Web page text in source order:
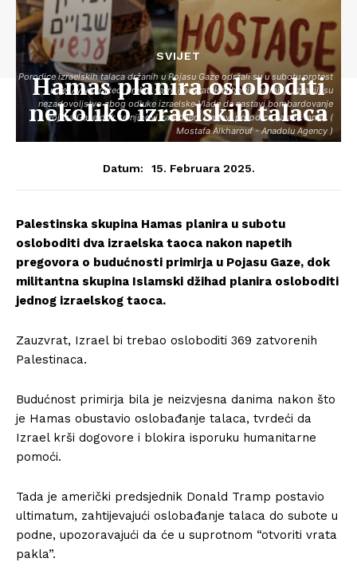
Porodice izraelskih talaca držanih u Pojasu Gaze održali su u subotu protest
u Tel Avivu tražeći prekid vatre i povratak njihovih najmiliji. Izrazili su
nezadovoljstvo zbog odluke izraelske Vlade da nastavi bombardovanje
Pojasa Gaze dok se njihovi zarobljeni članovi porodice nalaze tamo. (
Mostafa Alkharouf - Anadolu Agency )
SVIJET
Hamas planira osloboditi
nekoliko izraelskih talaca
Datum: 15. Februara 2025.
Palestinska skupina Hamas planira u subotu
osloboditi dva izraelska taoca nakon napetih
pregovora o budućnosti primirja u Pojasu Gaze, dok
militantna skupina Islamski džihad planira osloboditi
jednog izraelskog taoca.
Zauzvrat, Izrael bi trebao osloboditi 369 zatvorenih
Palestinaca.
Budućnost primirja bila je neizvjesna danima nakon što
je Hamas obustavio oslobađanje talaca, tvrdeći da
Izrael krši dogovore i blokira isporuku humanitarne
pomoći.
Tada je američki predsjednik Donald Tramp postavio
ultimatum, zahtijevajući oslobađanje talaca do subote u
podne, upozoravajući da će u suprotnom “otvoriti vrata
pakla”.